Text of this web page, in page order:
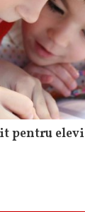
pentru elevi